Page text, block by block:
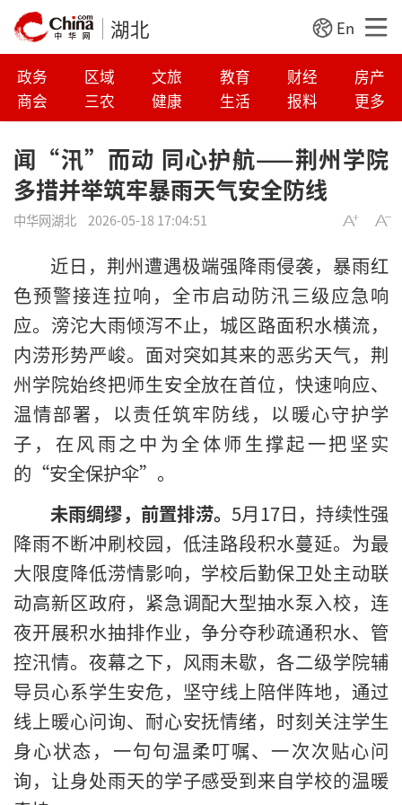
湖北 En
政务 区域 文旅 教育 财经
房产
商会
三农 健康 生活 报料 更多
闻“汛”而动 同心护航——荆州学院
多措并举筑牢暴雨天气安全防线
中华网湖北 2026-05-18 17:04:51
近日，荆州遭遇极端强降雨侵袭，暴雨红
色预警接连拉响，全市启动防汛三级应急响
应。滂沱大雨倾泻不止，城区路面积水横流，
内涝形势严峻。面对突如其来的恶劣天气，荆
州学院始终把师生安全放在首位，快速响应、
温情部署，以责任筑牢防线，以暖心守护学
子，在风雨之中为全体师生撑起一把坚实
的“安全保护伞”。
未雨绸缪，前置排涝。5月17日，持续性强
降雨不断冲刷校园，低洼路段积水蔓延。为最
大限度降低涝情影响，学校后勤保卫处主动联
动高新区政府，紧急调配大型抽水泵入校，连
夜开展积水抽排作业，争分夺秒疏通积水、管
控汛情。夜幕之下，风雨未歇，各二级学院辅
导员心系学生安危，坚守线上陪伴阵地，通过
线上暖心问询、耐心安抚情绪，时刻关注学生
身心状态，一句句温柔叮嘱、一次次贴心问
询，让身处雨天的学子感受到来自学校的温暖